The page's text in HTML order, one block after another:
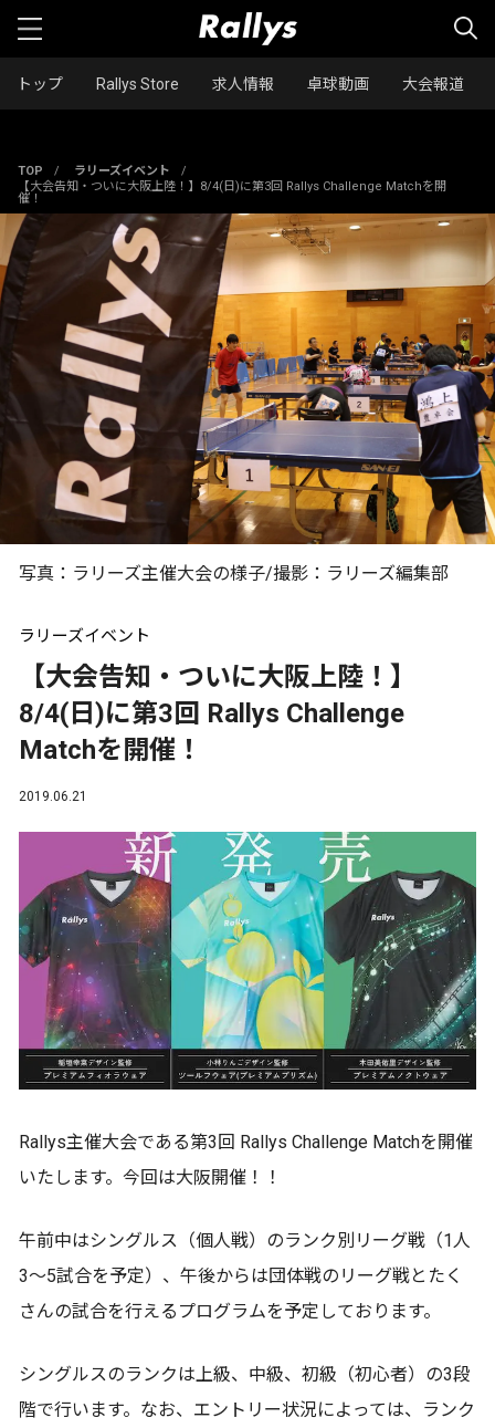
トップ Rallys Store 求人情報 卓球動画 大会報道
TOP / ラリーズイベント
/
【大会告知・ついに大阪上陸！】8/4(日)に第3回 Rallys Challenge Matchを開
催！
写真：ラリーズ主催大会の様子/撮影：ラリーズ編集部
ラリーズイベント
【大会告知・ついに大阪上陸！】
8/4(日)に第3回 Rallys Challenge
Matchを開催！
2019.06.21
Rallys主催大会である第3回 Rallys Challenge Matchを開催
いたします。今回は大阪開催！！
午前中はシングルス（個人戦）のランク別リーグ戦（1人
3〜5試合を予定）、午後からは団体戦のリーグ戦とたく
さんの試合を行えるプログラムを予定しております。
シングルスのランクは上級、中級、初級（初心者）の3段
階で行います。なお、エントリー状況によっては、ランク